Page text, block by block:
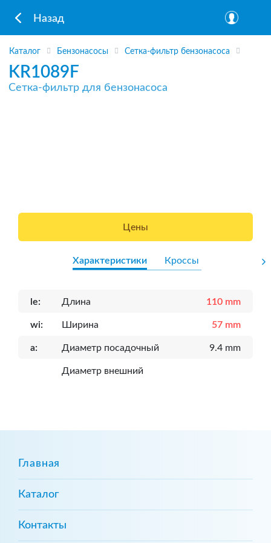
Назад
Каталог Бензонасосы Сетка-фильтр бензонасоса
KR1089F
Сетка-фильтр для бензонасоса
Цены
Характеристики Кроссы
le: Длина 110 mm
wi: Ширина 57 mm
a: Диаметр посадочный 9.4 mm
Диаметр внешний
Главная
Каталог
Контакты